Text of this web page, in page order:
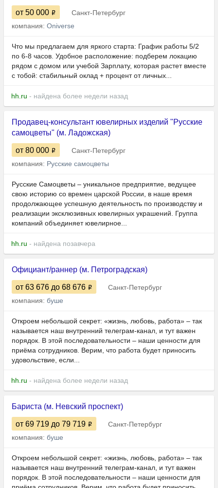
от 50 000
Санкт-Петербург
компания: Oniverse
Что мы предлагаем для яркого старта: График работы 5/2
по 6-8 часов. Удобное расположение: подберем локацию
рядом с домом или учебой Зарплату, которая растет вместе
с тобой: стабильный оклад + процент от личных...
hh.ru - найдена более недели назад
Продавец-консультант ювелирных изделий "Русские
самоцветы" (м. Ладожская)
от 80 000
Санкт-Петербург
компания: Русские самоцветы
Русские Самоцветы – уникальное предприятие, ведущее
свою историю со времен царской России, в наше время
продолжающее успешную деятельность по производству и
реализации эксклюзивных ювелирных украшений. Группа
компаний объединяет ювелирное...
hh.ru - найдена позавчера
Официант/раннер (м. Петроградская)
от 63 676 до 68 676
Санкт-Петербург
компания: буше
Откроем небольшой секрет: «жизнь, любовь, работа» – так
называется наш внутренний телеграм-канал, и тут важен
порядок. В этой последовательности – наши ценности для
приёма сотрудников. Верим, что работа будет приносить
удовольствие, если...
hh.ru - найдена более недели назад
Бариста (м. Невский проспект)
от 69 719 до 79 719
Санкт-Петербург
компания: буше
Откроем небольшой секрет: «жизнь, любовь, работа» – так
называется наш внутренний телеграм-канал, и тут важен
порядок. В этой последовательности – наши ценности для